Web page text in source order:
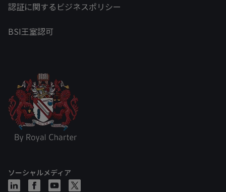
認証に関するビジネスポリシー
BSI王室認可
ソーシャルメディア